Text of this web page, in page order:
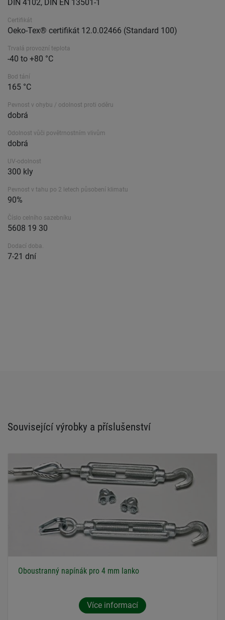
DIN 4102, DIN EN 13501-1
Certifikát
Oeko-Tex® certifikát 12.0.02466 (Standard 100)
Trvalá provozní teplota
-40 to +80 °C
Bod tání
165 °C
Pevnost v ohybu / odolnost proti oděru
dobrá
Odolnost vůči povětrnostním vlivům
dobrá
UV-odolnost
300 kly
Pevnost v tahu po 2 letech působení klimatu
90%
Číslo celního sazebníku
5608 19 30
Dodací doba.
7-21 dní
Související výrobky a příslušenství
Oboustranný napínák pro 4 mm lanko
Více informací